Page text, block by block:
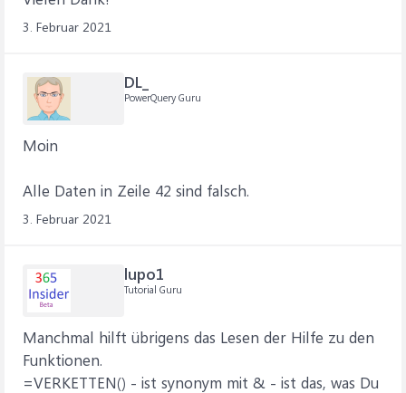
3. Februar 2021
DL_
PowerQuery Guru
Moin
Alle Daten in Zeile 42 sind falsch.
3. Februar 2021
lupo1
Tutorial Guru
Manchmal hilft übrigens das Lesen der Hilfe zu den
Funktionen.
=VERKETTEN() - ist synonym mit & - ist das, was Du